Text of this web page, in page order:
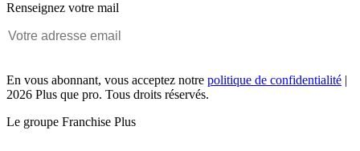
Renseignez votre mail
En vous abonnant, vous acceptez notre politique de confidentialité |
2026 Plus que pro. Tous droits réservés.
Le groupe Franchise Plus